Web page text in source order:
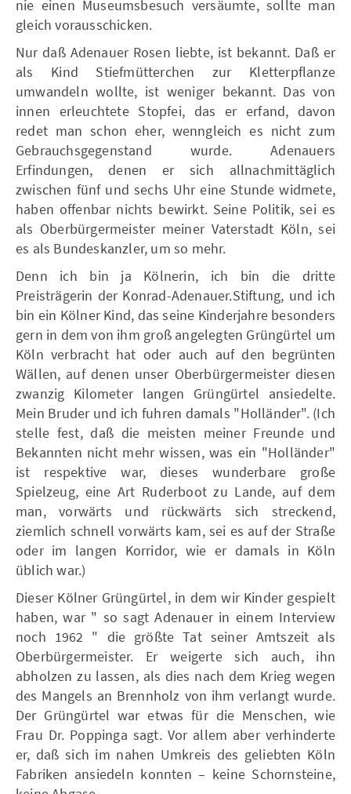
nie einen Museumsbesuch versäumte, sollte man
gleich vorausschicken.
Nur daß Adenauer Rosen liebte, ist bekannt. Daß er
als Kind Stiefmütterchen zur Kletterpflanze
umwandeln wollte, ist weniger bekannt. Das von
innen erleuchtete Stopfei, das er erfand, davon
redet man schon eher, wenngleich es nicht zum
Gebrauchsgegenstand wurde. Adenauers
Erfindungen, denen er sich allnachmittäglich
zwischen fünf und sechs Uhr eine Stunde widmete,
haben offenbar nichts bewirkt. Seine Politik, sei es
als Oberbürgermeister meiner Vaterstadt Köln, sei
es als Bundeskanzler, um so mehr.
Denn ich bin ja Kölnerin, ich bin die dritte
Preisträgerin der Konrad-Adenauer.Stiftung, und ich
bin ein Kölner Kind, das seine Kinderjahre besonders
gern in dem von ihm groß angelegten Grüngürtel um
Köln verbracht hat oder auch auf den begrünten
Wällen, auf denen unser Oberbürgermeister diesen
zwanzig Kilometer langen Grüngürtel ansiedelte.
Mein Bruder und ich fuhren damals "Holländer". (Ich
stelle fest, daß die meisten meiner Freunde und
Bekannten nicht mehr wissen, was ein "Holländer"
ist respektive war, dieses wunderbare große
Spielzeug, eine Art Ruderboot zu Lande, auf dem
man, vorwärts und rückwärts sich streckend,
ziemlich schnell vorwärts kam, sei es auf der Straße
oder im langen Korridor, wie er damals in Köln
üblich war.)
Dieser Kölner Grüngürtel, in dem wir Kinder gespielt
haben, war " so sagt Adenauer in einem Interview
noch 1962 " die größte Tat seiner Amtszeit als
Oberbürgermeister. Er weigerte sich auch, ihn
abholzen zu lassen, als dies nach dem Krieg wegen
des Mangels an Brennholz von ihm verlangt wurde.
Der Grüngürtel war etwas für die Menschen, wie
Frau Dr. Poppinga sagt. Vor allem aber verhinderte
er, daß sich im nahen Umkreis des geliebten Köln
Fabriken ansiedeln konnten – keine Schornsteine,